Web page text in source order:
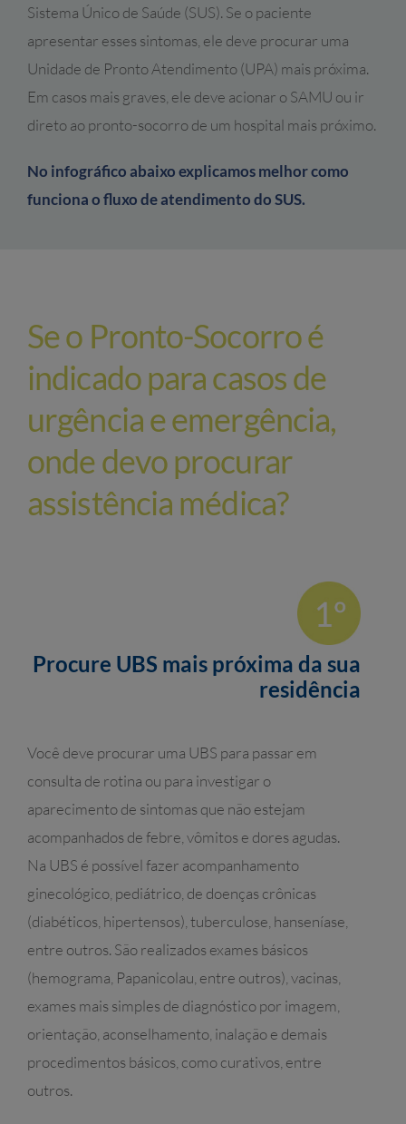
Sistema Único de Saúde (SUS). Se o paciente
apresentar esses sintomas, ele deve procurar uma
Unidade de Pronto Atendimento (UPA) mais próxima.
Em casos mais graves, ele deve acionar o SAMU ou ir
direto ao pronto-socorro de um hospital mais próximo.
No infográfico abaixo explicamos melhor como
funciona o fluxo de atendimento do SUS.
Se o Pronto-Socorro é
indicado para casos de
urgência e emergência,
onde devo procurar
assistência médica?
Procure UBS mais próxima da sua
residência
Você deve procurar uma UBS para passar em
consulta de rotina ou para investigar o
aparecimento de sintomas que não estejam
acompanhados de febre, vômitos e dores agudas.
Na UBS é possível fazer acompanhamento
ginecológico, pediátrico, de doenças crônicas
(diabéticos, hipertensos), tuberculose, hanseníase,
entre outros.São realizados exames básicos
(hemograma, Papanicolau, entre outros), vacinas,
exames mais simples de diagnóstico por imagem,
orientação, aconselhamento, inalação e demais
procedimentos básicos, como curativos, entre
outros.